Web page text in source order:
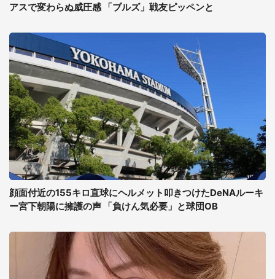
アスで変わらぬ威圧感 「ブルズ」戦友ピッペンと
顔面付近の155キロ直球にヘルメット叩きつけたDeNAルーキ
ー宮下朝陽に擁護の声 「負けん気必要」と球団OB